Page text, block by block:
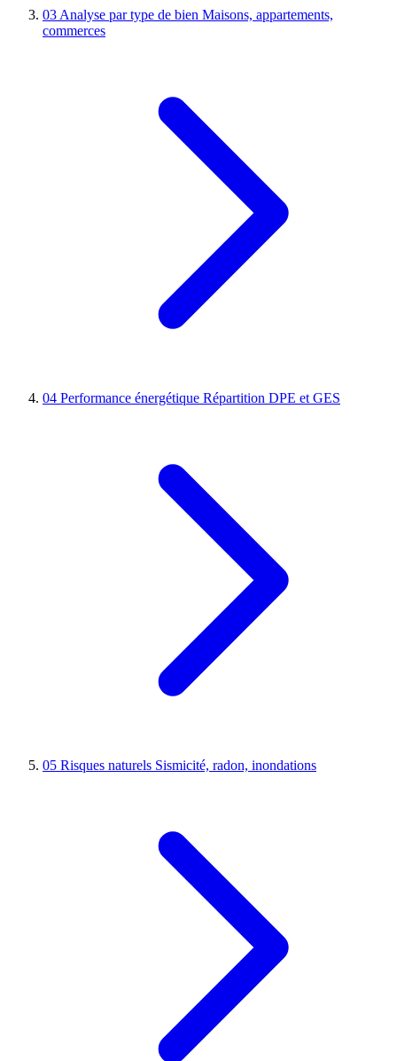
03 Analyse par type de bien Maisons, appartements,
commerces
04 Performance énergétique Répartition DPE et GES
05 Risques naturels Sismicité, radon, inondations